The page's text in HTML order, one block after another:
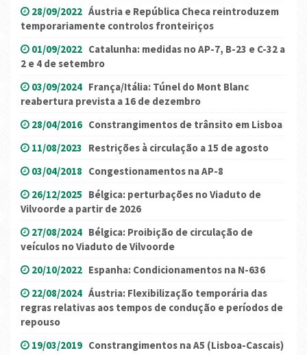
28/09/2022 Áustria e República Checa reintroduzem
temporariamente controlos fronteiriços
01/09/2022 Catalunha: medidas no AP-7, B-23 e C-32 a
2 e 4 de setembro
03/09/2024 França/Itália: Túnel do Mont Blanc
reabertura prevista a 16 de dezembro
28/04/2016 Constrangimentos de trânsito em Lisboa
11/08/2023 Restrições à circulação a 15 de agosto
03/04/2018 Congestionamentos na AP-8
26/12/2025 Bélgica: perturbações no Viaduto de
Vilvoorde a partir de 2026
27/08/2024 Bélgica: Proibição de circulação de
veículos no Viaduto de Vilvoorde
20/10/2022 Espanha: Condicionamentos na N-636
22/08/2024 Áustria: Flexibilização temporária das
regras relativas aos tempos de condução e períodos de
repouso
19/03/2019 Constrangimentos na A5 (Lisboa-Cascais)